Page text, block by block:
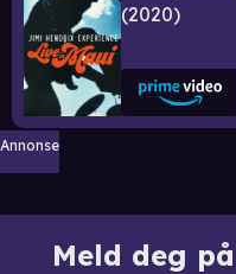
2020
Annonse
Meld deg